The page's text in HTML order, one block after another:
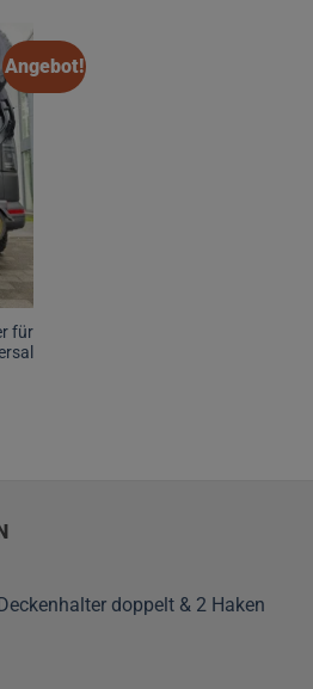
Angebot!
für
doppelt & 2 Haken